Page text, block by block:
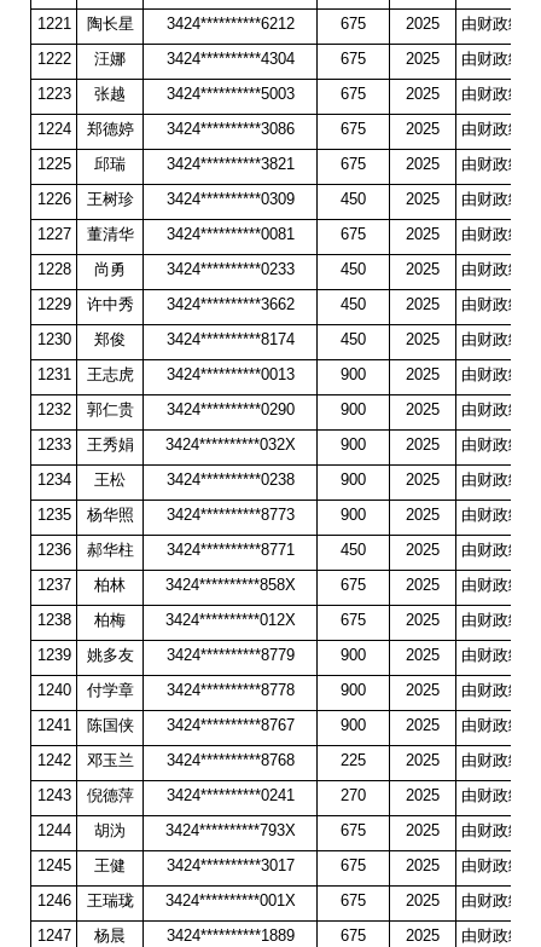
1221
陶长星 3424**********6212 675 2025
由财政统
1222
汪娜 3424**********4304 675 2025
由财政统
1223
张越 3424**********5003 675 2025
由财政统
1224
郑德婷 3424**********3086 675 2025
由财政统
1225
邱瑞 3424**********3821 675 2025
由财政统
1226
王树珍 3424**********0309 450 2025
由财政统
1227
董清华 3424**********0081 675 2025
由财政统
1228
尚勇 3424**********0233 450 2025
由财政统
1229
许中秀 3424**********3662 450 2025
由财政统
1230
郑俊 3424**********8174 450 2025
由财政统
1231
王志虎 3424**********0013 900 2025
由财政统
1232
郭仁贵 3424**********0290 900 2025
由财政统
1233
王秀娟 3424**********032X 900 2025
由财政统
1234
王松 3424**********0238 900 2025
由财政统
1235
杨华照 3424**********8773 900 2025
由财政统
1236
郝华柱 3424**********8771 450 2025
由财政统
1237
柏林 3424**********858X 675 2025
由财政统
1238
柏梅 3424**********012X 675 2025
由财政统
1239
姚多友 3424**********8779 900 2025
由财政统
1240
付学章 3424**********8778 900 2025
由财政统
1241
陈国侠 3424**********8767 900 2025
由财政统
1242
邓玉兰 3424**********8768 225 2025
由财政统
1243
倪德萍 3424**********0241 270 2025
由财政统
1244
胡沩 3424**********793X 675 2025
由财政统
1245
王健 3424**********3017 675 2025
由财政统
1246
王瑞珑 3424**********001X 675 2025
由财政统
1247
杨晨 3424**********1889 675 2025
由财政统